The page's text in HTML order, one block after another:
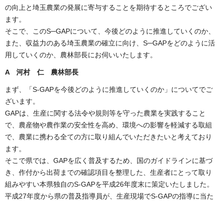
の向上と埼玉農業の発展に寄与することを期待するところでござい
ます。
そこで、このS─GAPについて、今後どのように推進していくのか、
また、収益力のある埼玉農業の確立に向け、S─GAPをどのように活
用していくのか、農林部長にお伺いいたします。
A河村 仁 農林部長
まず、「S-GAPを今後どのように推進していくのか」についてでご
ざいます。
GAPは、生産に関する法令や規則等を守った農業を実践すること
で、農産物や農作業の安全性を高め、環境への影響を軽減する取組
で、農業に携わる全ての方に取り組んでいただきたいと考えており
ます。
そこで県では、GAPを広く普及するため、国のガイドラインに基づ
き、作付から出荷までの確認項目を整理した、生産者にとって取り
組みやすい本県独自のS-GAPを平成26年度末に策定いたしました。
平成27年度から県の普及指導員が、生産現場でS-GAPの指導に当た